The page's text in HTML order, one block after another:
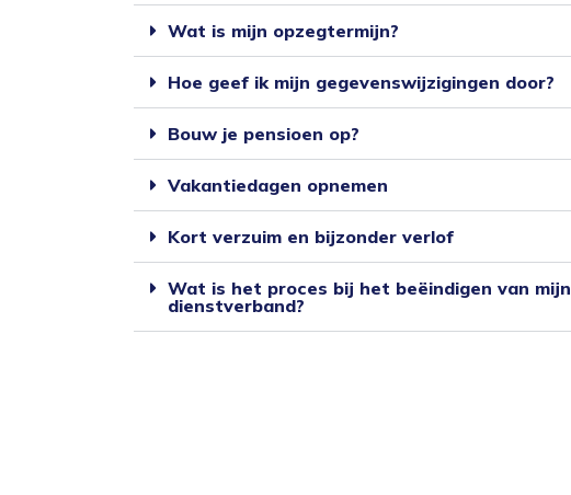
Wat is mijn opzegtermijn?
Hoe geef ik mijn gegevenswijzigingen door?
Bouw je pensioen op?
Vakantiedagen opnemen
Kort verzuim en bijzonder verlof
Wat is het proces bij het beëindigen van mijn
dienstverband?